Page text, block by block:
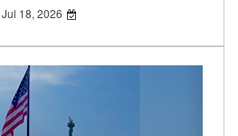
Jul 18, 2026